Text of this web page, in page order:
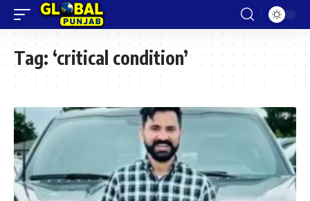
Tag: ‘critical condition’